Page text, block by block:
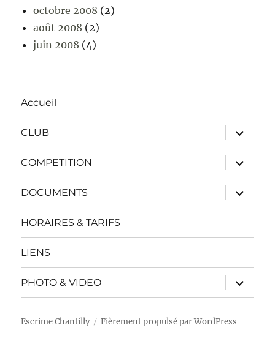
octobre 2008 (2)
août 2008 (2)
juin 2008 (4)
Accueil
CLUB
ouvrir
le
sous-
menu
COMPETITION
ouvrir
le
sous-
menu
DOCUMENTS
ouvrir
le
sous-
HORAIRES & TARIFS
LIENS
PHOTO & VIDEO
ouvrir
le
sous-
Escrime Chantilly Fièrement propulsé par WordPress